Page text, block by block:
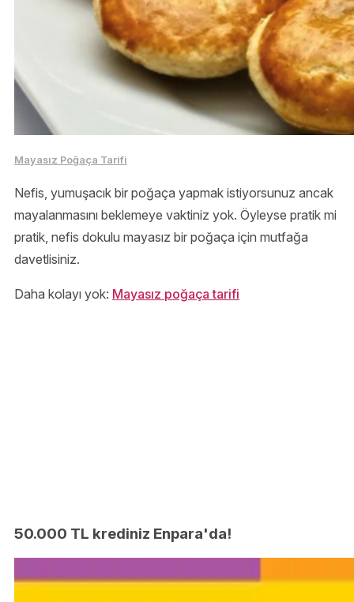
Mayasız Poğaça Tarifi
Nefis, yumuşacık bir poğaça yapmak istiyorsunuz ancak
mayalanmasını beklemeye vaktiniz yok. Öyleyse pratik mi
pratik, nefis dokulu mayasız bir poğaça için mutfağa
davetlisiniz.
Daha kolayı yok: Mayasız poğaça tarifi
50.000 TL krediniz Enpara'da!